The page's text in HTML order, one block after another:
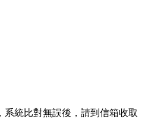
系統比對無誤後，請到信箱收取